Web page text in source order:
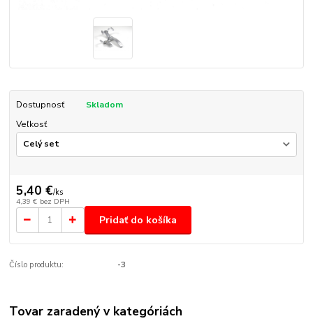
Dostupnosť
Skladom
Veľkosť
5,40 €/ks
4,39 € bez DPH
Pridať do košíka
Číslo produktu: -3
Tovar zaradený v kategóriách